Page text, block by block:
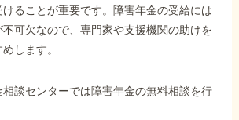
ることが重要です。障害年金の受給には
可欠なので、専門家や支援機関の助けを
します。
談センターでは障害年金の無料相談を行